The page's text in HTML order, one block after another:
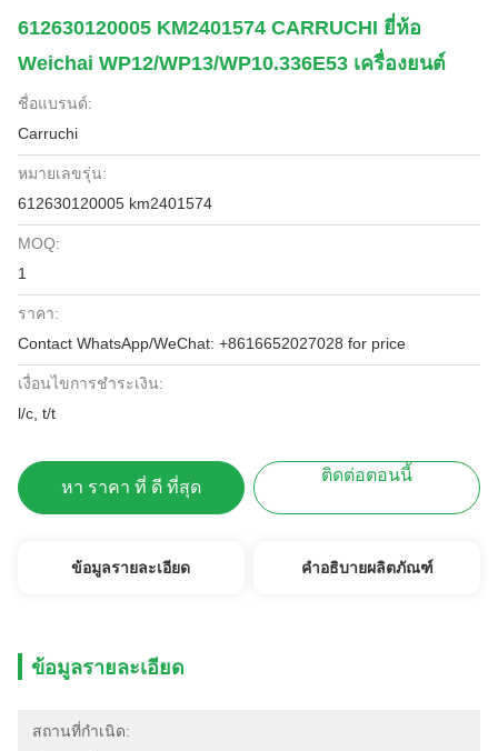
612630120005 KM2401574 CARRUCHI ยี่ห้อ
Weichai WP12/WP13/WP10.336E53 เครื่องยนต์
ชื่อแบรนด์:
Carruchi
หมายเลขรุ่น:
612630120005 km2401574
MOQ:
1
ราคา:
Contact WhatsApp/WeChat: +8616652027028 for price
เงื่อนไขการชำระเงิน:
l/c, t/t
หา ราคา ที่ ดี ที่สุด
ติดต่อตอนนี้
ข้อมูลรายละเอียด คำอธิบายผลิตภัณฑ์
ข้อมูลรายละเอียด
สถานที่กำเนิด: